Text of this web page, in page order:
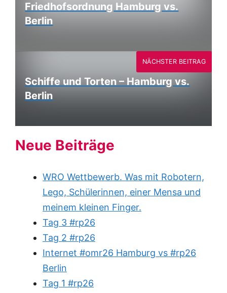
Friedhofsordnung Hamburg vs.
Berlin
Schiffe und Torten – Hamburg vs.
Berlin
NÄCHSTER BEITRAG
Neue Beiträge
WRO Wettbewerb. Was mit Robotern,
Lego, Schülerinnen, einer Mensa und
meinem kleinen Finger.
Tag 3 #rp26
Tag 2 #rp26
Internet #omr26 Hamburg vs #rp26
Berlin
Tag 1 #rp26